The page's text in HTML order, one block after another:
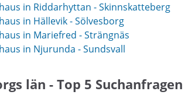
in Riddarhyttan - Skinnskatteberg
in Hällevik - Sölvesborg
in Mariefred - Strängnäs
in Njurunda - Sundsvall
län - Top 5 Suchanfragen